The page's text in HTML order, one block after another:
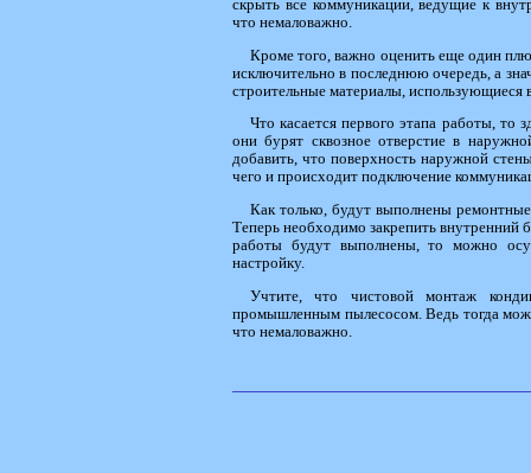
скрыть все коммуникации, ведущие к
что немаловажно.
Кроме того, важно оценить еще один
исключительно в последнюю очередь, а
строительные материалы, использующиеся
Что касается первого этапа работы, то
они бурят сквозное отверстие в
добавить, что поверхность наружной
чего и происходит подключение
Как только, будут выполнены
Теперь необходимо закрепить внутренний
работы будут выполнены, то можно
настройку.
Учтите, что чистовой монтаж
промышленным пылесосом. Ведь тогда
что немаловажно.